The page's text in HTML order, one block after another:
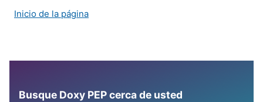
Inicio de la página
Busque Doxy PEP cerca de usted